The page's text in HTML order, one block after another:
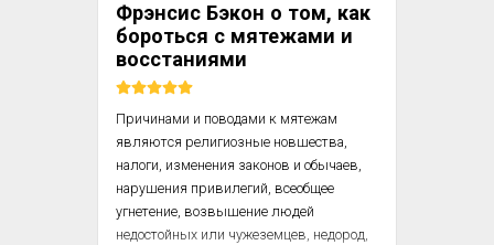
кинотеатр «Увечный воин».
Фрэнсис Бэкон о том, как
бороться с мятежами и
восстаниями
Причинами и поводами к мятежам
являются религиозные новшества,
налоги, изменения законов и обычаев,
нарушения привилегий, всеобщее
угнетение, возвышение людей
недостойных или чужеземцев, недород,